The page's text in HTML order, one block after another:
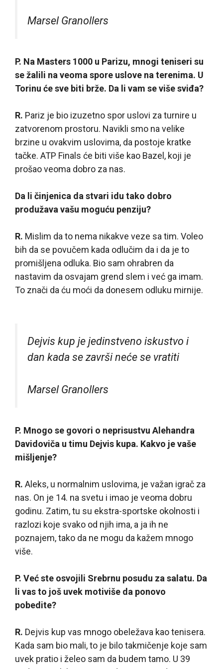
Marsel Granollers
P. Na Masters 1000 u Parizu, mnogi teniseri su
se žalili na veoma spore uslove na terenima. U
Torinu će sve biti brže. Da li vam se više sviđa?
R. Pariz je bio izuzetno spor uslovi za turnire u
zatvorenom prostoru. Navikli smo na velike
brzine u ovakvim uslovima, da postoje kratke
tačke. ATP Finals će biti više kao Bazel, koji je
prošao veoma dobro za nas.
Da li činjenica da stvari idu tako dobro
produžava vašu moguću penziju?
R. Mislim da to nema nikakve veze sa tim. Voleo
bih da se povučem kada odlučim da i da je to
promišljena odluka. Bio sam ohrabren da
nastavim da osvajam grend slem i već ga imam.
To znači da ću moći da donesem odluku mirnije.
Dejvis kup je jedinstveno iskustvo i
dan kada se završi neće se vratiti
Marsel Granollers
P. Mnogo se govori o neprisustvu Alehandra
Davidoviča u timu Dejvis kupa. Kakvo je vaše
mišljenje?
R. Aleks, u normalnim uslovima, je važan igrač za
nas. On je 14. na svetu i imao je veoma dobru
godinu. Zatim, tu su ekstra-sportske okolnosti i
razlozi koje svako od njih ima, a ja ih ne
poznajem, tako da ne mogu da kažem mnogo
više.
P. Već ste osvojili Srebrnu posudu za salatu. Da
li vas to još uvek motiviše da ponovo
pobedite?
R. Dejvis kup vas mnogo obeležava kao tenisera.
Kada sam bio mali, to je bilo takmičenje koje sam
uvek pratio i želeo sam da budem tamo. U 39